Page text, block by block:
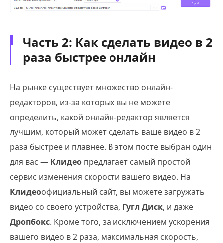
Часть 2: Как сделать видео в 2
раза быстрее онлайн
На рынке существует множество онлайн-
редакторов, из-за которых вы не можете
определить, какой онлайн-редактор является
лучшим, который может сделать ваше видео в 2
раза быстрее и плавнее. В этом посте выбран один
для вас — Клидео предлагает самый простой
сервис изменения скорости вашего видео. На
Клидеоофициальный сайт, вы можете загружать
видео со своего устройства, Гугл Диск, и даже
Дропбокс. Кроме того, за исключением ускорения
вашего видео в 2 раза, максимальная скорость,